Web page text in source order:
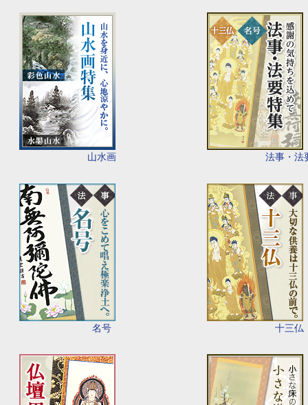
山水画 法事・法
名号 十三仏